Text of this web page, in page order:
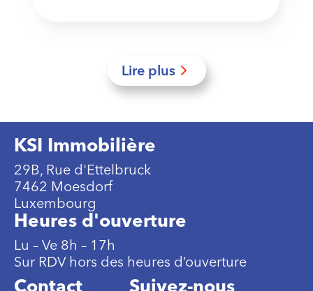
Lire plus
KSI Immobilière
29B, Rue d'Ettelbruck
7462 Moesdorf
Luxembourg
Heures d'ouverture
Lu – Ve 8h – 17h
Sur RDV hors des heures d’ouverture
Contact Suivez-nous